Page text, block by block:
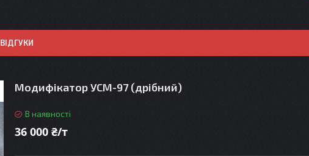
ВІДГУКИ
Модифікатор УСМ-97 (дрібний)
В наявності
36 000 ₴/т